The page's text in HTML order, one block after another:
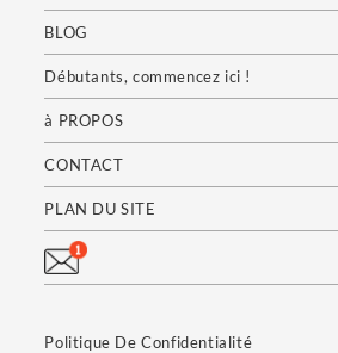
BLOG
Débutants, commencez ici !
à PROPOS
CONTACT
PLAN DU SITE
Politique De Confidentialité